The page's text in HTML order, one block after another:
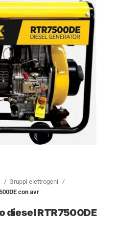
Gruppi elettrogeni
con avr
diesel RTR7500DE